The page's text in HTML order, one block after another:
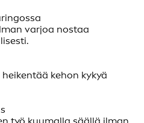
varjoa nostaa
kehon kykyä